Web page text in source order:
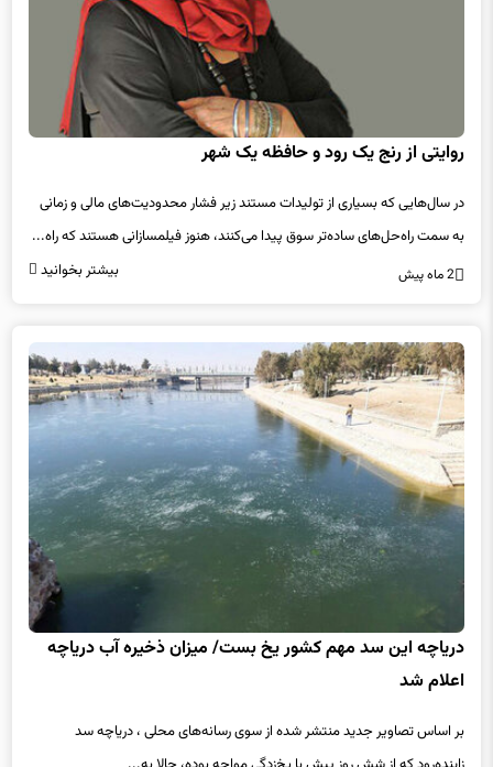
روایتی از رنج یک رود و حافظه یک شهر
در سال‌هایی که بسیاری از تولیدات مستند زیر فشار محدودیت‌های مالی و زمانی
به سمت راه‌حل‌های ساده‌تر سوق پیدا می‌کنند، هنوز فیلمسازانی هستند که راه...
2 ماه پیش بیشتر بخوانید
دریاچه این سد مهم کشور یخ بست/ میزان ذخیره آب دریاچه
اعلام شد
بر اساس تصاویر جدید منتشر شده از سوی رسانه‌های محلی ، دریاچه سد